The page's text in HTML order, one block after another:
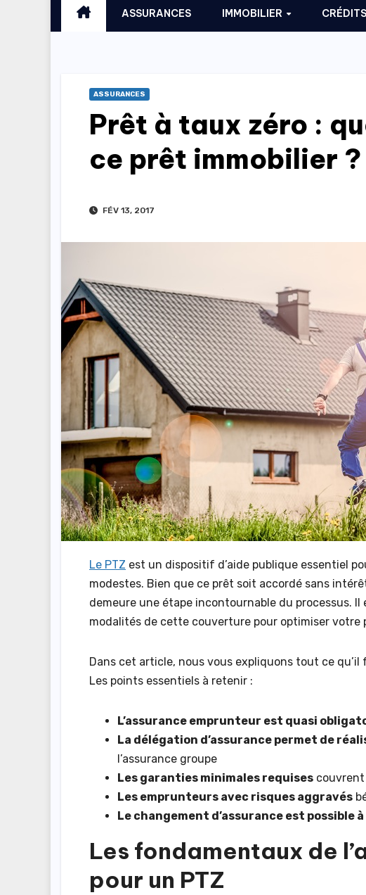
ASSURANCES IMMOBILIER CRÉDITS
ASSURANCES
Prêt à taux zéro :
ce prêt immobilier ?
FÉV 13, 2017
Le PTZ est un dispositif d’aide publique essentiel
modestes. Bien que ce prêt soit accordé sans
demeure une étape incontournable du processus.
modalités de cette couverture pour optimiser
Dans cet article, nous vous expliquons tout ce
Les points essentiels à retenir :
L’assurance emprunteur est quasi
La délégation d’assurance permet de
l’assurance groupe
Les garanties minimales requises couvrent
Les emprunteurs avec risques aggravés
Le changement d’assurance est possible
Les fondamentaux de
pour un PTZ